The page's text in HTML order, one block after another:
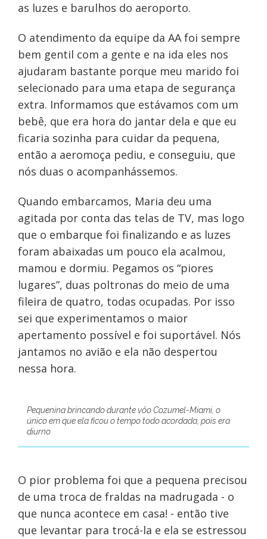
as luzes e barulhos do aeroporto.
O atendimento da equipe da AA foi sempre
bem gentil com a gente e na ida eles nos
ajudaram bastante porque meu marido foi
selecionado para uma etapa de segurança
extra. Informamos que estávamos com um
bebê, que era hora do jantar dela e que eu
ficaria sozinha para cuidar da pequena,
então a aeromoça pediu, e conseguiu, que
nós duas o acompanhássemos.
Quando embarcamos, Maria deu uma
agitada por conta das telas de TV, mas logo
que o embarque foi finalizando e as luzes
foram abaixadas um pouco ela acalmou,
mamou e dormiu. Pegamos os “piores
lugares”, duas poltronas do meio de uma
fileira de quatro, todas ocupadas. Por isso
sei que experimentamos o maior
apertamento possível e foi suportável. Nós
jantamos no avião e ela não despertou
nessa hora.
Pequenina brincando durante vôo Cozumel-Miami, o
único em que ela ficou o tempo todo acordada, pois era
diurno
O pior problema foi que a pequena precisou
de uma troca de fraldas na madrugada - o
que nunca acontece em casa! - então tive
que levantar para trocá-la e ela se estressou